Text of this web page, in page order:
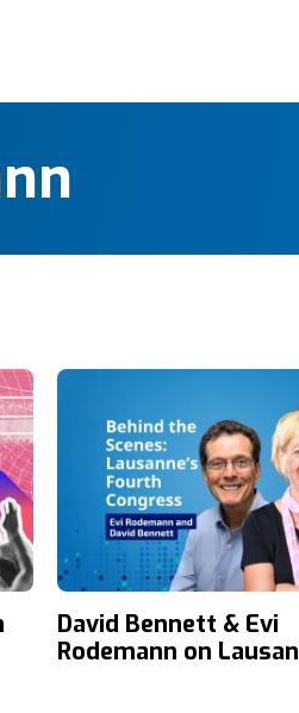
David Bennett & Evi
Rodemann on